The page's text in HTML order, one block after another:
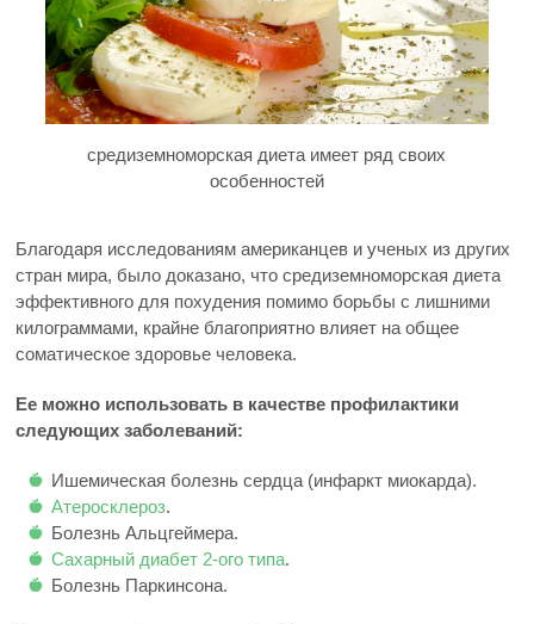
средиземноморская диета имеет ряд своих
особенностей
Благодаря исследованиям американцев и ученых из других
стран мира, было доказано, что средиземноморская диета
эффективного для похудения помимо борьбы с лишними
килограммами, крайне благоприятно влияет на общее
соматическое здоровье человека.
Ее можно использовать в качестве профилактики
следующих заболеваний:
Ишемическая болезнь сердца (инфаркт миокарда).
Атеросклероз.
Болезнь Альцгеймера.
Сахарный диабет 2-ого типа.
Болезнь Паркинсона.